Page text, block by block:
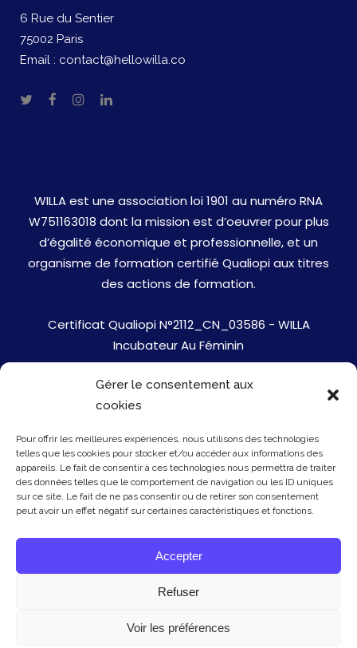
Gérer le consentement aux
cookies
Pour offrir les meilleures expériences, nous utilisons des technologies
telles que les cookies pour stocker et/ou accéder aux informations des
appareils. Le fait de consentir à ces technologies nous permettra de traiter
des données telles que le comportement de navigation ou les ID uniques
sur ce site. Le fait de ne pas consentir ou de retirer son consentement
peut avoir un effet négatif sur certaines caractéristiques et fonctions.
Accepter
Refuser
Voir les préférences
6 Rue du Sentier
75002 Paris
Email : contact@hellowilla.co
WILLA est une association loi 1901 au numéro RNA
W751163018 dont la mission est d’oeuvrer pour plus
d’égalité économique et professionnelle, et un
organisme de formation certifié Qualiopi aux titres
des actions de formation.
Certificat Qualiopi N°2112_CN_03586 - WILLA
Incubateur Au Féminin
Jobs
Mentions Légales
Politique de cookies
Presse